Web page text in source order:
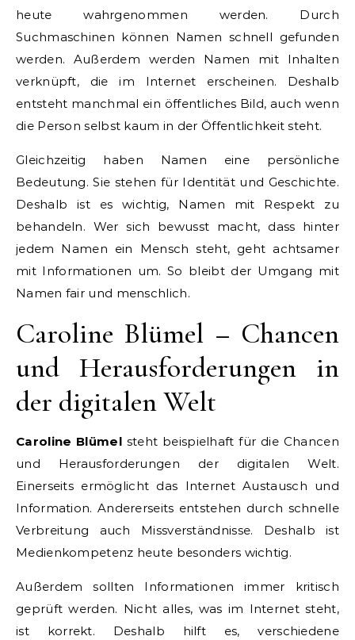
heute wahrgenommen werden. Durch
Suchmaschinen können Namen schnell gefunden
werden. Außerdem werden Namen mit Inhalten
verknüpft, die im Internet erscheinen. Deshalb
entsteht manchmal ein öffentliches Bild, auch wenn
die Person selbst kaum in der Öffentlichkeit steht.
Gleichzeitig haben Namen eine persönliche
Bedeutung. Sie stehen für Identität und Geschichte.
Deshalb ist es wichtig, Namen mit Respekt zu
behandeln. Wer sich bewusst macht, dass hinter
jedem Namen ein Mensch steht, geht achtsamer
mit Informationen um. So bleibt der Umgang mit
Namen fair und menschlich.
Caroline Blümel – Chancen
und Herausforderungen in
der digitalen Welt
Caroline Blümel steht beispielhaft für die Chancen
und Herausforderungen der digitalen Welt.
Einerseits ermöglicht das Internet Austausch und
Information. Andererseits entstehen durch schnelle
Verbreitung auch Missverständnisse. Deshalb ist
Medienkompetenz heute besonders wichtig.
Außerdem sollten Informationen immer kritisch
geprüft werden. Nicht alles, was im Internet steht,
ist korrekt. Deshalb hilft es, verschiedene